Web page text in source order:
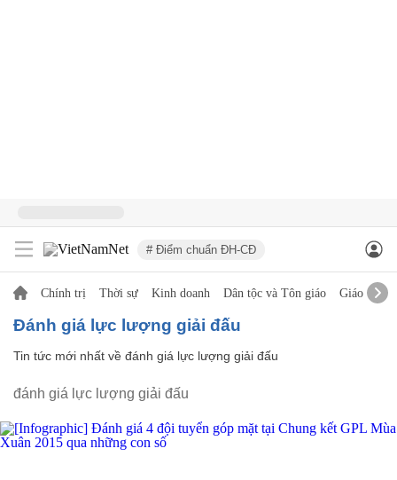
# Điểm chuẩn ĐH-CĐ
Chính trị Thời sự Kinh doanh Dân tộc và Tôn giáo Giáo dục
đánh giá lực lượng giải đấu
Tin tức mới nhất về đánh giá lực lượng giải đấu
đánh giá lực lượng giải đấu